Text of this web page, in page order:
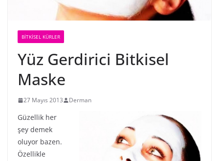
BİTKİSEL KÜRLER
Yüz Gerdirici Bitkisel
Maske
27 Mayıs 2013 Derman
Güzellik her
şey demek
oluyor bazen.
Özellikle